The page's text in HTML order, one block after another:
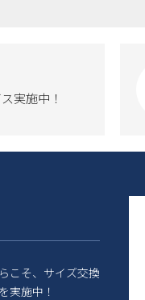
実施中！
こそ、サイズ交換
実施中！